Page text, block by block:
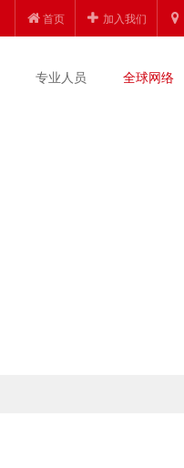
首页 加入我们
专业人员 全球网络